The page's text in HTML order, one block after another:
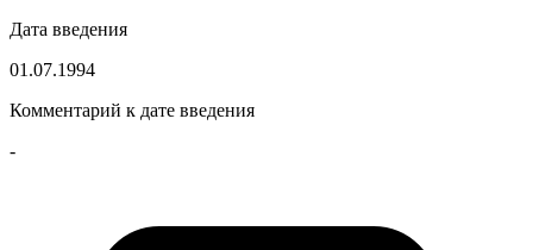
Дата введения
01.07.1994
Комментарий к дате введения
-